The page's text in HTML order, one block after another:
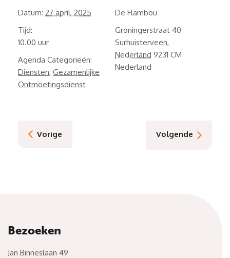
Datum: 27 april, 2025
Tijd:
10.00
Agenda Categorieën:
Diensten, Gezamenlijke
Ontmoetingsdienst
De Flambou
Groningerstraat 40
Surhuisterveen,
Nederland 9231 CM
Nederland
Vorige Volgende
Bezoeken
Jan Binneslaan 49